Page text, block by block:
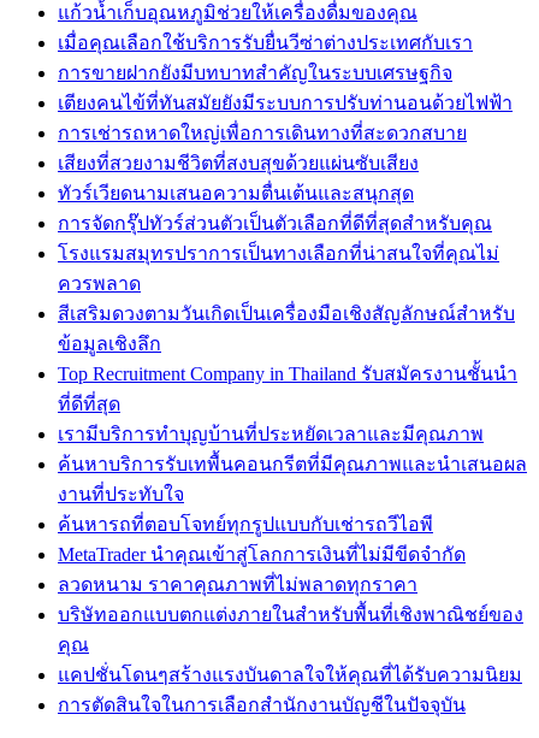
แก้วน้ำเก็บอุณหภูมิช่วยให้เครื่องดื่มของคุณ
เมื่อคุณเลือกใช้บริการรับยื่นวีซ่าต่างประเทศกับเรา
การขายฝากยังมีบทบาทสำคัญในระบบเศรษฐกิจ
เตียงคนไข้ที่ทันสมัยยังมีระบบการปรับท่านอนด้วยไฟฟ้า
การเช่ารถหาดใหญ่เพื่อการเดินทางที่สะดวกสบาย
เสียงที่สวยงามชีวิตที่สงบสุขด้วยแผ่นซับเสียง
ทัวร์เวียดนามเสนอความตื่นเต้นและสนุกสุด
การจัดกรุ๊ปทัวร์ส่วนตัวเป็นตัวเลือกที่ดีที่สุดสำหรับคุณ
โรงแรมสมุทรปราการเป็นทางเลือกที่น่าสนใจที่คุณไม่
ควรพลาด
สีเสริมดวงตามวันเกิดเป็นเครื่องมือเชิงสัญลักษณ์สำหรับ
ข้อมูลเชิงลึก
Top Recruitment Company in Thailand รับสมัครงานชั้นนำ
ที่ดีที่สุด
เรามีบริการทำบุญบ้านที่ประหยัดเวลาและมีคุณภาพ
ค้นหาบริการรับเทพื้นคอนกรีตที่มีคุณภาพและนำเสนอผล
งานที่ประทับใจ
ค้นหารถที่ตอบโจทย์ทุกรูปแบบกับเช่ารถวีไอพี
MetaTrader นำคุณเข้าสู่โลกการเงินที่ไม่มีขีดจำกัด
ลวดหนาม ราคาคุณภาพที่ไม่พลาดทุกราคา
บริษัทออกแบบตกแต่งภายในสำหรับพื้นที่เชิงพาณิชย์ของ
คุณ
แคปชั่นโดนๆสร้างแรงบันดาลใจให้คุณที่ได้รับความนิยม
การตัดสินใจในการเลือกสำนักงานบัญชีในปัจจุบัน